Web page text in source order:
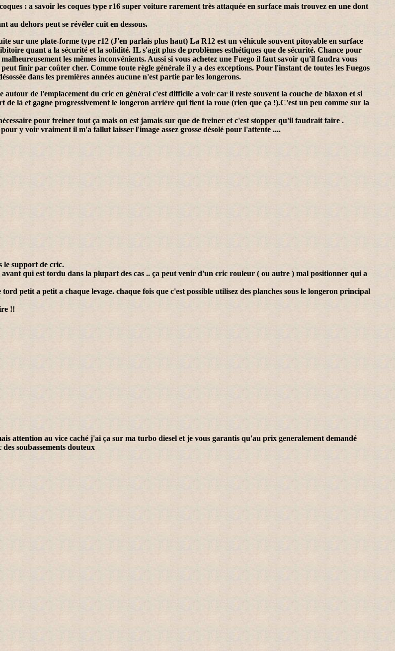
: a savoir les coques type r16 super voiture rarement très attaquée en surface mais trouvez en une dont
au dehors peut se révéler cuit en dessous.
sur une plate-forme type r12 (J'en parlais plus haut) La R12 est un véhicule souvent pitoyable en surface
quant a la sécurité et la solidité. IL s'agit plus de problèmes esthétiques que de sécurité. Chance pour
les mêmes inconvénients. Aussi si vous achetez une Fuego il faut savoir qu'il faudra vous
finir par coûter cher. Comme toute règle générale il y a des exceptions. Pour l'instant de toutes les Fuegos
dans les premières années aucune n'est partie par les longerons.
de l'emplacement du cric en général c'est difficile a voir car il reste souvent la couche de blaxon et si
là et gagne progressivement le longeron arrière qui tient la roue (rien que ça !).C'est un peu comme sur la
pour freiner tout ça mais on est jamais sur que de freiner et c'est stopper qu'il faudrait faire .
y voir vraiment il m'a fallut laisser l'image assez grosse désolé pour l'attente ....
le support de cric.
avant qui est tordu dans la plupart des cas .. ça peut venir d'un cric rouleur ( ou autre ) mal positionner qui a
petit a petit a chaque levage. chaque fois que c'est possible utilisez des planches sous le longeron principal
!!
attention au vice caché j'ai ça sur ma turbo diesel et je vous garantis qu'au prix generalement demandé
soubassements douteux